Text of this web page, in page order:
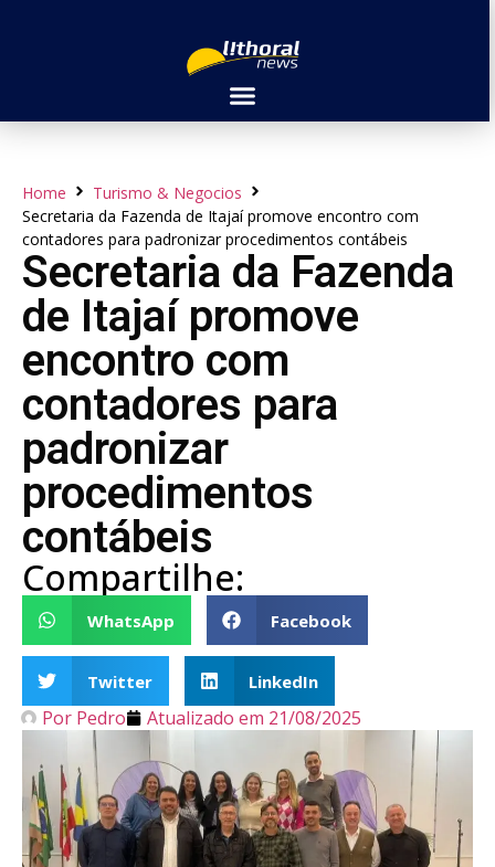
Home
Turismo & Negocios
Secretaria da Fazenda de Itajaí promove encontro com
contadores para padronizar procedimentos contábeis
Secretaria da Fazenda
de Itajaí promove
encontro com
contadores para
padronizar
procedimentos
contábeis
Compartilhe:
WhatsApp Facebook
Twitter LinkedIn
Por Pedro Atualizado em 21/08/2025